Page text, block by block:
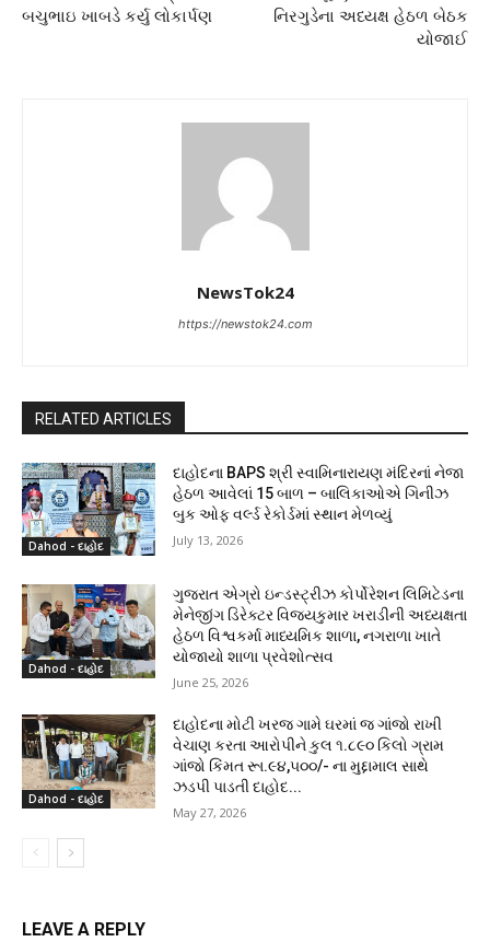
બચુભાઇ ખાબડે કર્યુ લોકાર્પણ
નિરગુડેના અધ્યક્ષ હેઠળ બેઠક
યોજાઈ
NewsTok24
https://newstok24.com
RELATED ARTICLES
Dahod - દાહોદ
દાહોદના BAPS શ્રી સ્વામિનારાયણ મંદિરનાં નેજા
હેઠળ આવેલાં 15 બાળ – બાલિકાઓએ ગિનીઝ
બુક ઓફ વર્લ્ડ રેકોર્ડમાં સ્થાન મેળવ્યું
July 13, 2026
Dahod - દાહોદ
ગુજરાત એગ્રો ઇન્ડસ્ટ્રીઝ કોર્પોરેશન લિમિટેડના
મેનેજીંગ ડિરેક્ટર વિજયકુમાર ખરાડીની અધ્યક્ષતા
હેઠળ વિશ્વકર્મા માધ્યમિક શાળા, નગરાળા ખાતે
યોજાયો શાળા પ્રવેશોત્સવ
June 25, 2026
Dahod - દાહોદ
દાહોદના મોટી ખરજ ગામે ઘરમાં જ ગાંજો રાખી
વેચાણ કરતા આરોપીને કુલ ૧.૮૯૦ કિલો ગ્રામ
ગાંજો કિંમત રૂા.૯૪,૫૦૦/- ના મુદ્દામાલ સાથે
ઝડપી પાડતી દાહોદ...
May 27, 2026
LEAVE A REPLY